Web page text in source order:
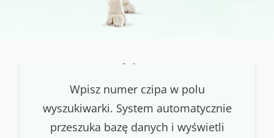
Wpisz numer czipa w polu
wyszukiwarki. System automatycznie
przeszuka bazę danych i wyświetli